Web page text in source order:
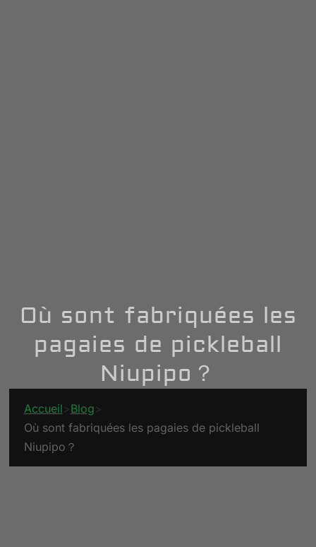
Où sont fabriquées les
pagaies de pickleball
Niupipo？
Accueil>Blog>
Où sont fabriquées les pagaies de pickleball
Niupipo？